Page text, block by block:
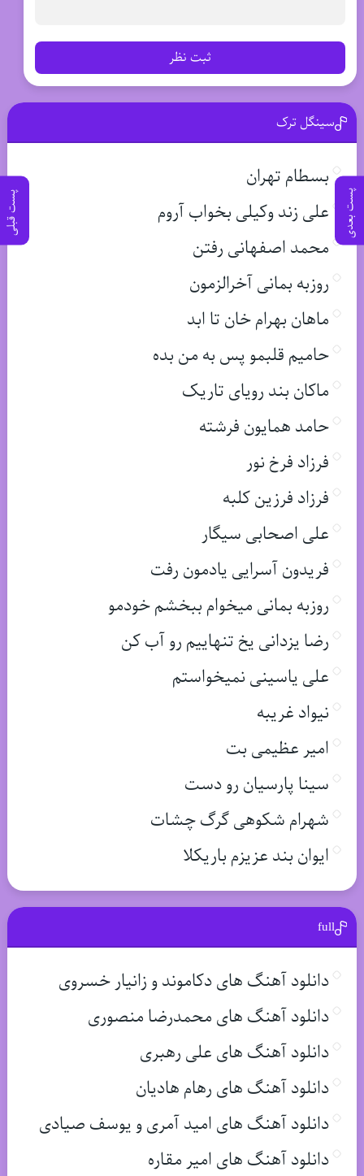
پست بعدی پست قبلی
ثبت نظر
سینگل ترک
بسطام تهران
علی زند وکیلی بخواب آروم
محمد اصفهانی رفتن
روزبه بمانی آخرالزمون
ماهان بهرام خان تا ابد
حامیم قلبمو پس به من بده
ماکان بند رویای تاریک
حامد همایون فرشته
فرزاد فرخ نور
فرزاد فرزین کلبه
علی اصحابی سیگار
فریدون آسرایی یادمون رفت
روزبه بمانی میخوام ببخشم خودمو
رضا یزدانی یخ تنهاییم رو آب کن
علی یاسینی نمیخواستم
نیواد غریبه
امیر عظیمی بت
سینا پارسیان رو دست
شهرام شکوهی گرگ چشات
ایوان بند عزیزم باریکلا
full
دانلود آهنگ های دکاموند و زانیار خسروی
دانلود آهنگ های محمدرضا منصوری
دانلود آهنگ های علی رهبری
دانلود آهنگ های رهام هادیان
دانلود آهنگ های امید آمری و یوسف صیادی
دانلود آهنگ های امیر مقاره